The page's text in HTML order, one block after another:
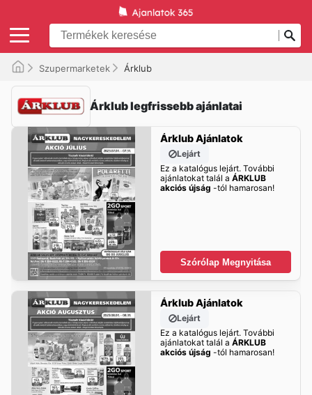
Szupermarketek Árklub
Árklub legfrissebb ajánlatai
Árklub Ajánlatok
Lejárt
Ez a katalógus lejárt. További
ajánlatokat talál a ÁRKLUB
akciós újság -tól hamarosan!
Szórólap Megnyitása
Árklub Ajánlatok
Lejárt
Ez a katalógus lejárt. További
ajánlatokat talál a ÁRKLUB
akciós újság -tól hamarosan!